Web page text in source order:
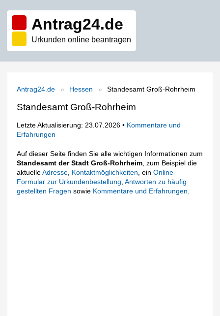
Antrag24.de
Urkunden online beantragen
Antrag24.de Hessen Standesamt Groß-Rohrheim
Standesamt Groß-Rohrheim
Letzte Aktualisierung: 23.07.2026 • Kommentare und
Erfahrungen
Auf dieser Seite finden Sie alle wichtigen Informationen zum
Standesamt der Stadt Groß-Rohrheim , zum Beispiel die
aktuelleAdresse Kontaktmöglichkeiten , einOnline-
Formular zur Urkundenbestellung ,Antworten zu häufig
gestellten Fragen sowie Kommentare und Erfahrungen